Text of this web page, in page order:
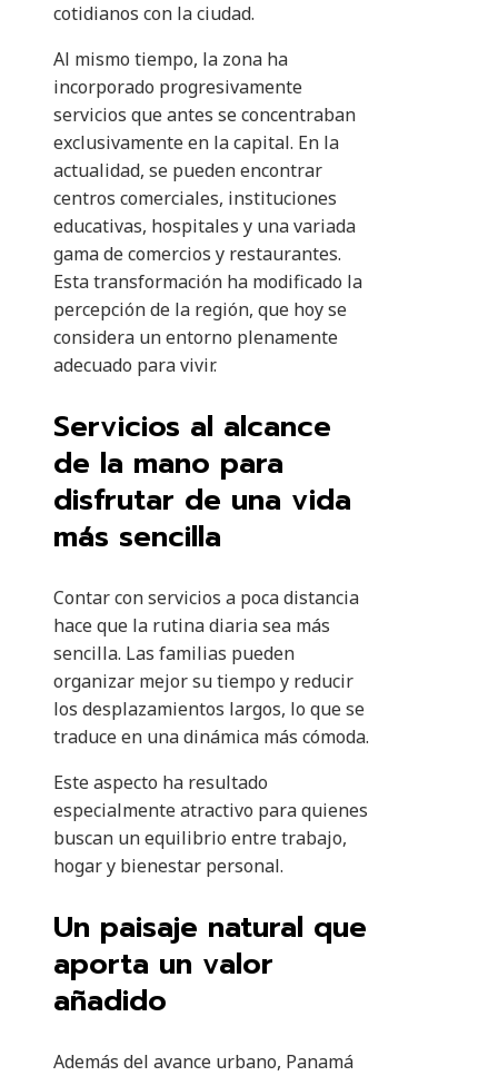
cotidianos con la ciudad.
Al mismo tiempo, la zona ha
incorporado progresivamente
servicios que antes se concentraban
exclusivamente en la capital. En la
actualidad, se pueden encontrar
centros comerciales, instituciones
educativas, hospitales y una variada
gama de comercios y restaurantes.
Esta transformación ha modificado la
percepción de la región, que hoy se
considera un entorno plenamente
adecuado para vivir.
Servicios al alcance
de la mano para
disfrutar de una vida
más sencilla
Contar con servicios a poca distancia
hace que la rutina diaria sea más
sencilla. Las familias pueden
organizar mejor su tiempo y reducir
los desplazamientos largos, lo que se
traduce en una dinámica más cómoda.
Este aspecto ha resultado
especialmente atractivo para quienes
buscan un equilibrio entre trabajo,
hogar y bienestar personal.
Un paisaje natural que
aporta un valor
añadido
Además del avance urbano, Panamá